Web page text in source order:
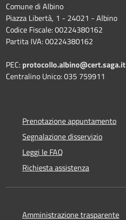
Comune di Albino
Piazza Libertà, 1 - 24021 - Albino
Codice Fiscale: 00224380162
Partita IVA: 00224380162
PEC: protocollo.albino@cert.saga.it
Centralino Unico: 035 759911
Prenotazione appuntamento
Segnalazione disservizio
Leggi le FAQ
Richiesta assistenza
Amministrazione trasparente